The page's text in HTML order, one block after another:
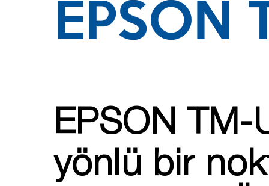
EPSON
EPSON TM-
yönlü bir